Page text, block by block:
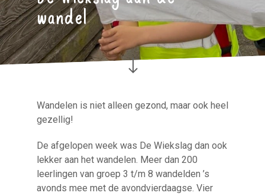
wandel
Wandelen is niet alleen gezond, maar ook heel
gezellig!
De afgelopen week was De Wiekslag dan ook
lekker aan het wandelen. Meer dan 200
leerlingen van groep 3 t/m 8 wandelden ’s
avonds mee met de avondvierdaagse. Vier